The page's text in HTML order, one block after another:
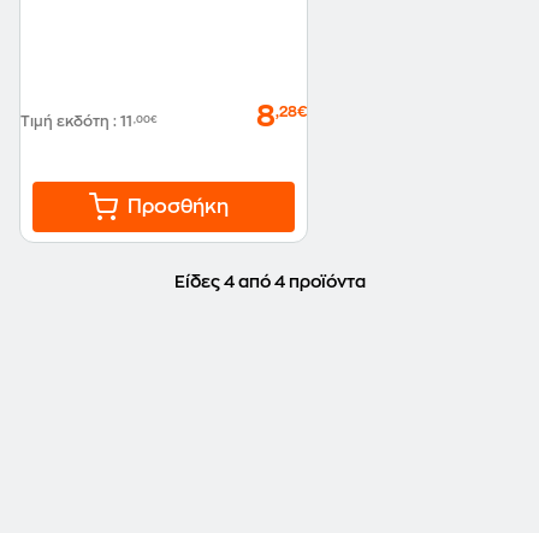
Τιμή εκδότη : 11,00€ 8,28€
Προσθήκη
Είδες 4 από 4 προϊόντα